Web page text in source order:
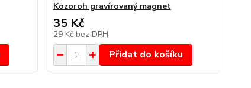
Kozoroh gravírovaný magnet
35 Kč
29 Kč bez DPH
Přidat do košíku